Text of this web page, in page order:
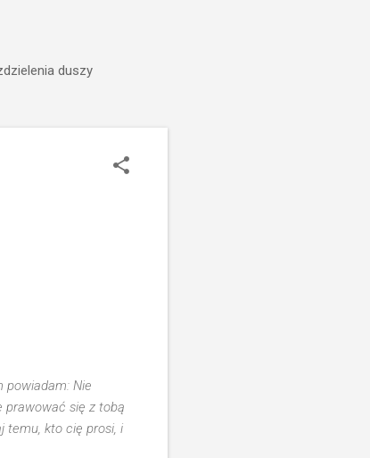
duszy
powiadam: Nie
prawować się z tobą
temu, kto cię prosi, i